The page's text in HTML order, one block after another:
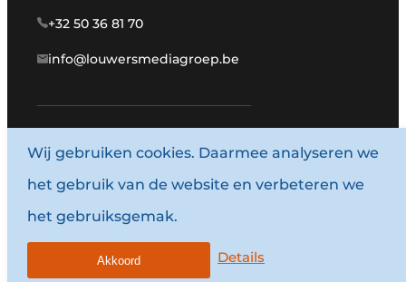
+32 50 36 81 70
info@louwersmediagroep.be
www.louwersmediagroep.com
© 1987 - 2026 Louwersmediagroep.
Algemene voorwaarden
Wij gebruiken cookies. Daarmee analyseren we
het gebruik van de website en verbeteren we
het gebruiksgemak.
Details
Akkoord